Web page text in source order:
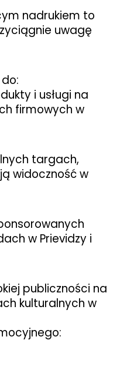
nadrukiem to
uwagę
i usługi na
firmowych w
targach,
widoczność w
w Prievidzy i
publiczności na
kulturalnych w